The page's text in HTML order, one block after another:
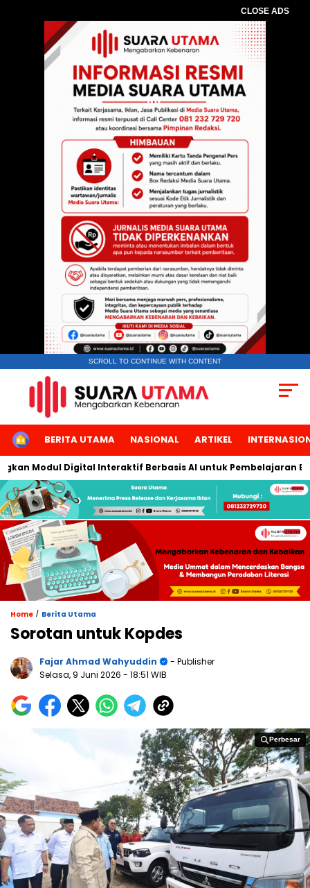
CLOSE ADS
SCROLL TO CONTINUE WITH CONTENT
HOMEBERITA UTAMA NASIONAL ARTIKEL
Modul Digital Interaktif Berbasis AI untuk Pembelajaran
Home / Berita Utama
Sorotan untuk Kopdes
Fajar Ahmad Wahyuddin
- Publisher
Selasa, 9 Juni 2026 - 18:51 WIB
Perbesar
Perbesar